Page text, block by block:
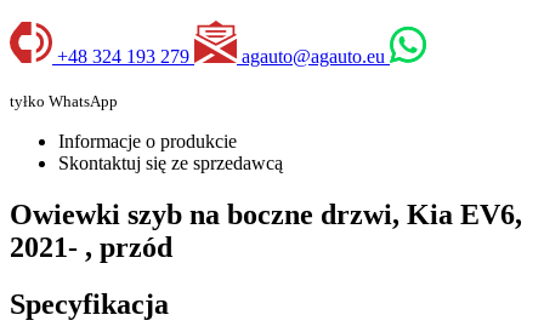
+48 324 193 279 agauto@agauto.eu
tyłko WhatsApp
Informacje o produkcie
Skontaktuj się ze sprzedawcą
Owiewki szyb na boczne drzwi, Kia EV6,
2021- , przód
Specyfikacja